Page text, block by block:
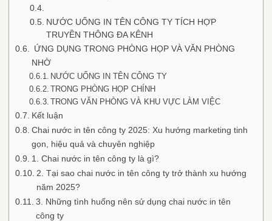
NƯỚC UỐNG IN TÊN CÔNG TY TÍCH HỢP
TRUYỀN THÔNG ĐA KÊNH
ỨNG DỤNG TRONG PHÒNG HỌP VÀ VĂN PHÒNG
NHỜ
NƯỚC UỐNG IN TÊN CÔNG TY
TRONG PHÒNG HỌP CHÍNH
TRONG VĂN PHÒNG VÀ KHU VỰC LÀM VIỆC
Kết luận
Chai nước in tên công ty 2025: Xu hướng marketing tinh
gọn, hiệu quả và chuyên nghiệp
1. Chai nước in tên công ty là gì?
2. Tại sao chai nước in tên công ty trở thành xu hướng
năm 2025?
3. Những tình huống nên sử dụng chai nước in tên
công ty